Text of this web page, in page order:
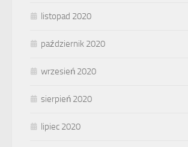
listopad 2020
październik 2020
wrzesień 2020
sierpień 2020
lipiec 2020